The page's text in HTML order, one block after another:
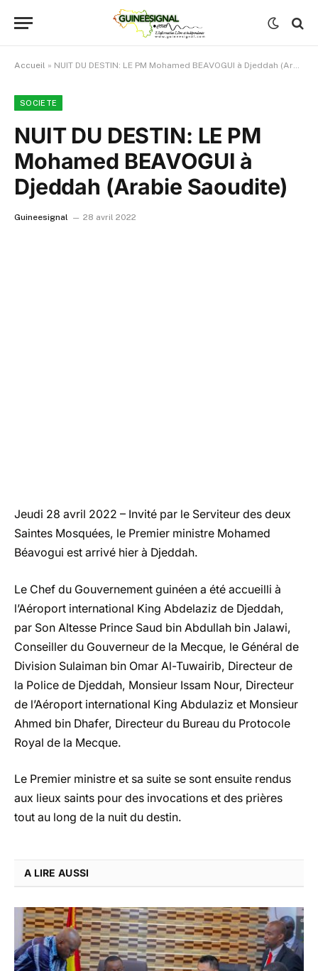
Accueil » NUIT DU DESTIN: LE PM Mohamed BEAVOGUI à Djeddah (Arabie Saoudite)
SOCIETE
NUIT DU DESTIN: LE PM
Mohamed BEAVOGUI à
Djeddah (Arabie Saoudite)
Guineesignal 28 avril 2022
Jeudi 28 avril 2022 – Invité par le Serviteur des deux
Saintes Mosquées, le Premier ministre Mohamed
Béavogui est arrivé hier à Djeddah.
Le Chef du Gouvernement guinéen a été accueilli à
l’Aéroport international King Abdelaziz de Djeddah,
par Son Altesse Prince Saud bin Abdullah bin Jalawi,
Conseiller du Gouverneur de la Mecque, le Général de
Division Sulaiman bin Omar Al-Tuwairib, Directeur de
la Police de Djeddah, Monsieur Issam Nour, Directeur
de l’Aéroport international King Abdulaziz et Monsieur
Ahmed bin Dhafer, Directeur du Bureau du Protocole
Royal de la Mecque.
Le Premier ministre et sa suite se sont ensuite rendus
aux lieux saints pour des invocations et des prières
tout au long de la nuit du destin.
A LIRE AUSSI